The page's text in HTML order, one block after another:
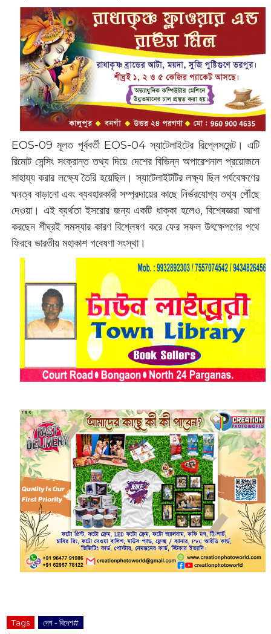
EOS-09 মূলত পূর্ববর্তী EOS-04 স্যাটেলাইটের রিপ্লেসমেন্ট। এটি
রিমোট সেন্সিং সংক্রান্ত তথ্য দিয়ে দেশের বিভিন্ন অপারেশনাল প্রয়োজনে
সাহায্য করার লক্ষ্যে তৈরি হয়েছিল। স্যাটেলাইটটির লক্ষ্য ছিল পর্যবেক্ষণের
ঘনত্ব বাড়ানো এবং ব্যবহারকারী সম্প্রদায়ের কাছে নির্ভরযোগ্য তথ্য পৌঁছে
দেওয়া। এই ব্যর্থতা ইসরোর জন্য একটি ধাক্কা হলেও, বিশেষজ্ঞরা আশা
করছেন শীঘ্রই সমস্যার কারণ বিশ্লেষণ করে ফের সফল উৎক্ষেপণের পথে
ফিরবে ভারতীয় মহাকাশ গবেষণা সংস্থা।
Tags দেশ - বিদেশ#